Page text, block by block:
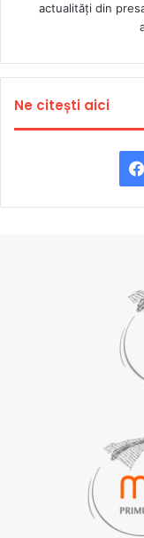
actualităţi din
Ne citești aici